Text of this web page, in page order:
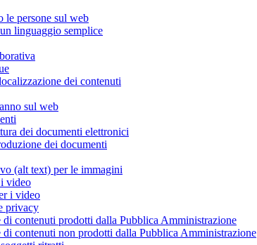
le persone sul web
linguaggio semplice
dei contenuti
sul web
dei documenti elettronici
dei documenti
(alt text) per le immagini
video
i video
privacy
di contenuti prodotti dalla Pubblica Amministrazione
di contenuti non prodotti dalla Pubblica Amministrazione